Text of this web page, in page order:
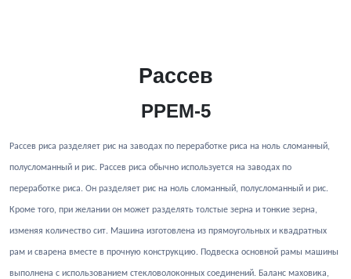
Рассев
PPEM-5
Рассев риса разделяет рис на заводах по переработке риса на ноль сломанный,
полусломанный и рис. Рассев риса обычно используется на заводах по
переработке риса. Он разделяет рис на ноль сломанный, полусломанный и рис.
Кроме того, при желании он может разделять толстые зерна и тонкие зерна,
изменяя количество сит. Машина изготовлена ​​из прямоугольных и квадратных
рам и сварена вместе в прочную конструкцию. Подвеска основной рамы машины
выполнена с использованием стекловолоконных соединений. Баланс маховика,